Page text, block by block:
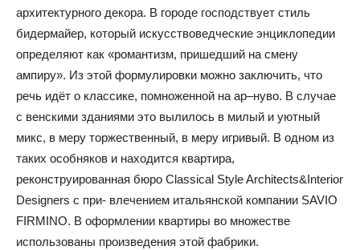
архитектурного декора. В городе господствует стиль
бидермайер, который искусствоведческие энциклопедии
определяют как «романтизм, пришедший на смену
ампиру». Из этой формулировки можно заключить, что
речь идёт о классике, помноженной на ар–нуво. В случае
с венскими зданиями это вылилось в милый и уютный
микс, в меру торжественный, в меру игривый. В одном из
таких особняков и находится квартира,
реконструированная бюро Classical Style Architects&Interior
Designers с при- влечением итальянской компании SAVIO
FIRMINO. В оформлении квартиры во множестве
использованы произведения этой фабрики.